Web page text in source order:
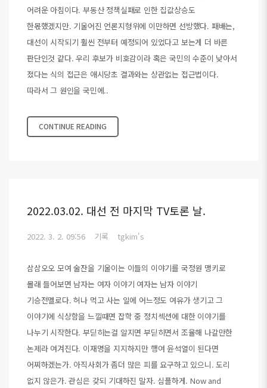
어려운 아침이다. 부동산 정책실패로 인한 집값상승도
한몫했겠지만. 기울어진 언론지형위에 이만하면 선방했다. 패배는,
대선이 시작되기 훨씬 전부터 예정되어 있었다고 보는게 더 바른
판단인것 같다. 우리 후보가 비호감이라 혹은 국민의 수준이 낮아서
졌다는 식의 접근은 애시당초 결과와는 상관없는 접근법이다.
따라서 그 원인을 국민에..
CONTINUE READING
2022.03.02. 대선 전 마지막 TV토론 날.
2022. 3. 2. 09:56 기록 tgkim's
삼삼오오 모여 술잔을 기울이는 이들의 이야기를 국정원 맹키로
몰래 들어보면 남자는 여자 이야기 여자는 남자 이야기
기승전멜로다. 허나 먹고 사는 일에 어느정도 여유가 생기고 그
이야기에 식상함을 느낄때면 잡학 중 정치섹션에 대한 이야기를
나누기 시작한다. 부딛히는걸 알지면 부딛히면서 조율해 나갈만한
논제라 여겨진다. 이재명을 지지하지만 행여 윤석열이 된다면
어찌하겠는가. 아직사회가 좀더 많은 피를 요구하고 있으니. 도리
없지 않은가. 관심은 갖되 기대하진 말자. 심플하게. Now and